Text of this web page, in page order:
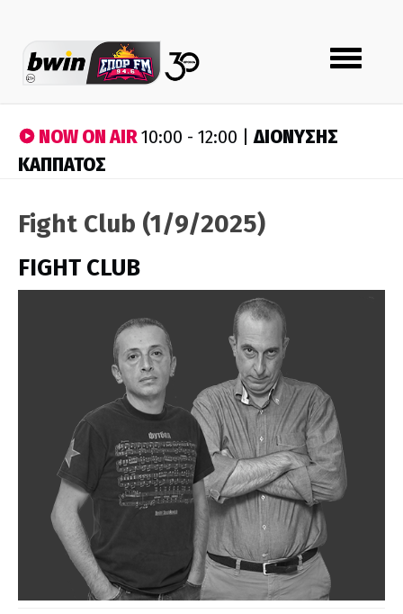
Toggle
navigation
NOW ON AIR10:00 - 12:00 |ΔΙΟΝΥΣΗΣ
ΚΑΠΠΑΤΟΣ
Fight Club (1/9/2025)
FIGHT CLUB